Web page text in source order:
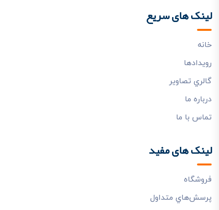
لینک های سریع
خانه
رويدادها
گالري تصاوير
درباره ما
تماس با ما
لینک های مفید
فروشگاه
پرسش‌هاي متداول